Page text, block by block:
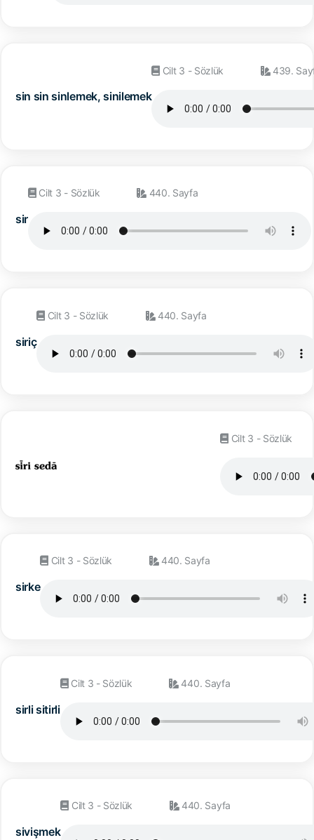
sin sin sinlemek, sinilemek
Cilt 3 - Sözlük 439.
sir
Cilt 3 - Sözlük 440. Sayfa
siriç
Cilt 3 - Sözlük 440. Sayfa
Cilt 3 - Sözlük
sirke
Cilt 3 - Sözlük 440. Sayfa
sirli sitirli
Cilt 3 - Sözlük 440. Sayfa
sivişmek
Cilt 3 - Sözlük 440. Sayfa